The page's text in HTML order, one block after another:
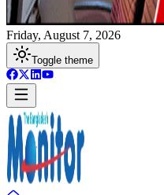
Friday, August 7, 2026
Toggle theme